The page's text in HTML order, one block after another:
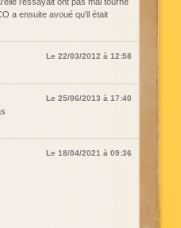
a ensuite avoué qu'il était
Le 22/03/2012 à 12:58
Le 25/06/2013 à 17:40
Le 18/04/2021 à 09:36